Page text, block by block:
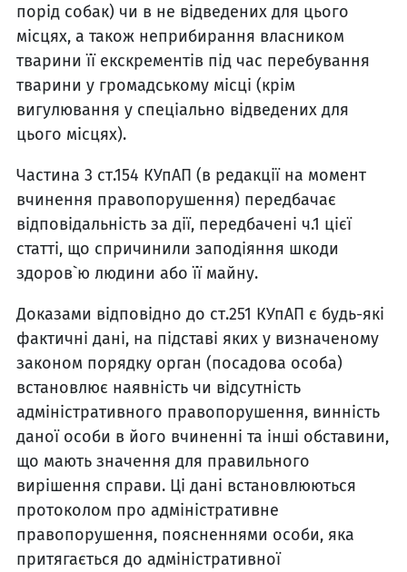
порід собак) чи в не відведених для цього
місцях, а також неприбирання власником
тварини її екскрементів під час перебування
тварини у громадському місці (крім
вигулювання у спеціально відведених для
цього місцях).
Частина 3 ст.154 КУпАП (в редакції на момент
вчинення правопорушення) передбачає
відповідальність за дії, передбачені ч.1 цієї
статті, що спричинили заподіяння шкоди
здоров`ю людини або її майну.
Доказами відповідно до ст.251 КУпАП є будь-які
фактичні дані, на підставі яких у визначеному
законом порядку орган (посадова особа)
встановлює наявність чи відсутність
адміністративного правопорушення, винність
даної особи в його вчиненні та інші обставини,
що мають значення для правильного
вирішення справи. Ці дані встановлюються
протоколом про адміністративне
правопорушення, поясненнями особи, яка
притягається до адміністративної